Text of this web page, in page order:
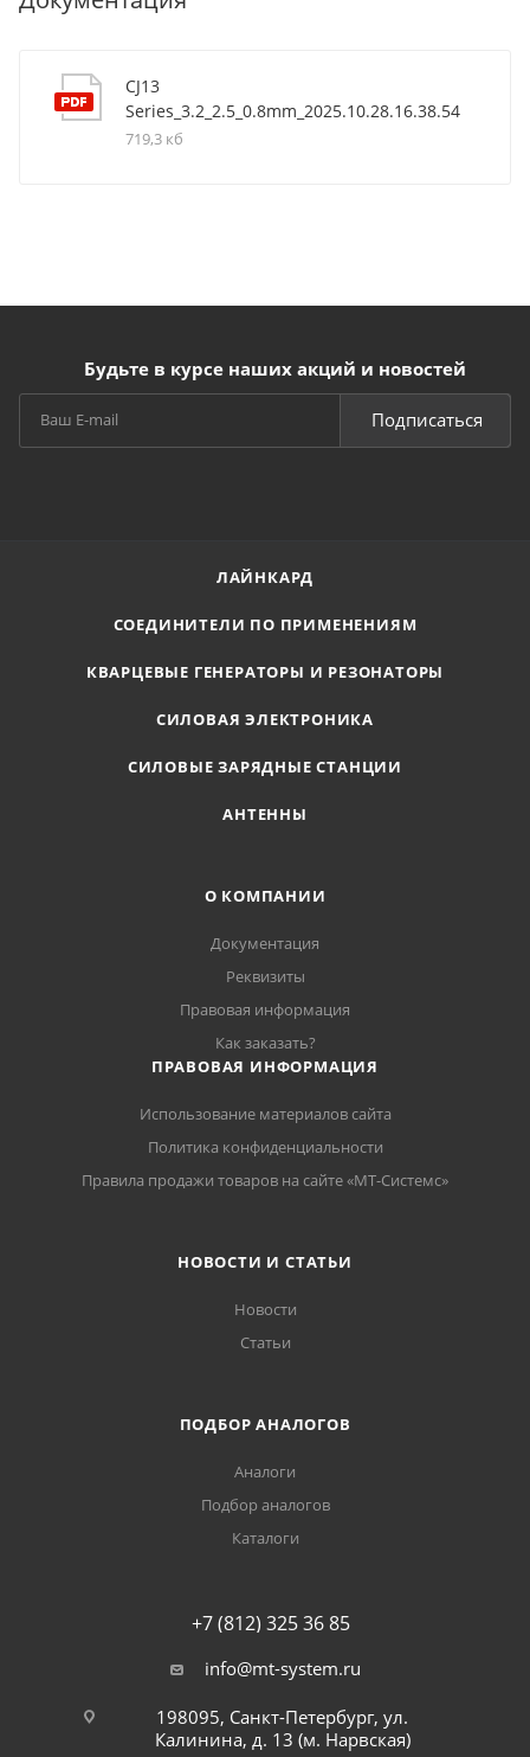
CJ13
Series_3.2_2.5_0.8mm_2025.10.28.16.38.54
719,3 кб
Будьте в курсе наших акций и новостей
Подписаться
ЛАЙНКАРД
СОЕДИНИТЕЛИ ПО ПРИМЕНЕНИЯМ
КВАРЦЕВЫЕ ГЕНЕРАТОРЫ И РЕЗОНАТОРЫ
СИЛОВАЯ ЭЛЕКТРОНИКА
СИЛОВЫЕ ЗАРЯДНЫЕ СТАНЦИИ
АНТЕННЫ
О КОМПАНИИ
Документация
Реквизиты
Правовая информация
Как заказать?
ПРАВОВАЯ ИНФОРМАЦИЯ
Использование материалов сайта
Политика конфиденциальности
Правила продажи товаров на сайте «МТ-Системс»
НОВОСТИ И СТАТЬИ
Новости
Статьи
ПОДБОР АНАЛОГОВ
Аналоги
Подбор аналогов
Каталоги
+7 (812) 325 36 85
info@mt-system.ru
198095, Санкт-Петербург, ул.
Калинина, д. 13 (м. Нарвская)